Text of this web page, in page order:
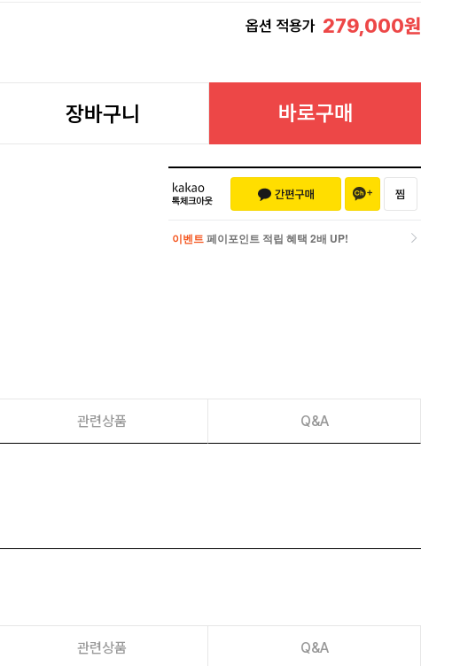
옵션 적용가 279,000원
장바구니 바로구매
이벤트 페이포인트 적립 혜택 2배 UP!
관련상품 Q&A
관련상품 Q&A